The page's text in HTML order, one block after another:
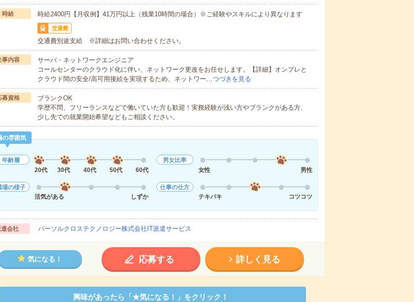
時給 時給2400円【月収例】41万円以上（残業10時間の場合）※ご経験やスキルにより異なります
交通費
交通費別途支給 ※詳細はお問い合わせください。
事内容
サーバ・ネットワークエンジニア
コールセンターのクラウド化に伴い、ネットワーク更改をお任せします。【詳細】オンプレと
クラウド間の安全/高可用接続を実現するため、ネットワー…つづきを見る
募資格
ブランクOK
学歴不問、フリーランスなどで働いていた方も歓迎！実務経験が浅い方やブランクがある方、
少し先での就業開始希望などもご相談ください。
の雰囲気
年齢層
20代
30代 40代 50代 60代
男女比率
女性
男性
場の様子
活気がある
しずか
仕事の仕方
テキパキ
コツコツ
遣会社 パーソルクロステクノロジー株式会社IT派遣サービス
気になる！ 応募する 詳しく見る
興味があったら「★気になる！」をクリック！